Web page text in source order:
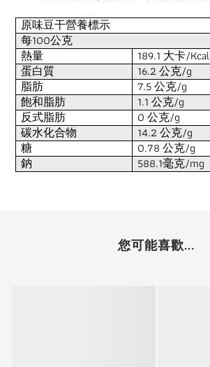
原味豆干營養標示
每100公克
熱量
189.1 大卡/Kcal
蛋白質 16.2公克/g
脂肪 7.5公克/g
飽和脂肪 1.1公克/g
反式脂肪 0公克/g
碳水化合物 14.2公克/g
糖 0.78公克/g
鈉 588.1毫克/mg
您可能喜歡...